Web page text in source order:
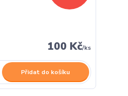
100 Kč/ks
Přidat do košíku